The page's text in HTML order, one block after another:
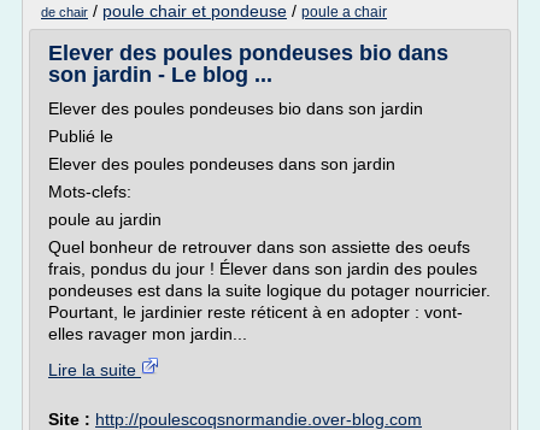
de chair / poule chair et pondeuse / poule a chair
Elever des poules pondeuses bio dans
son jardin - Le blog ...
Elever des poules pondeuses bio dans son jardin
Publié le
Elever des poules pondeuses dans son jardin
Mots-clefs:
poule au jardin
Quel bonheur de retrouver dans son assiette des oeufs
frais, pondus du jour ! Élever dans son jardin des poules
pondeuses est dans la suite logique du potager nourricier.
Pourtant, le jardinier reste réticent à en adopter : vont-
elles ravager mon jardin...
Lire la suite
Site : http://poulescoqsnormandie.over-blog.com